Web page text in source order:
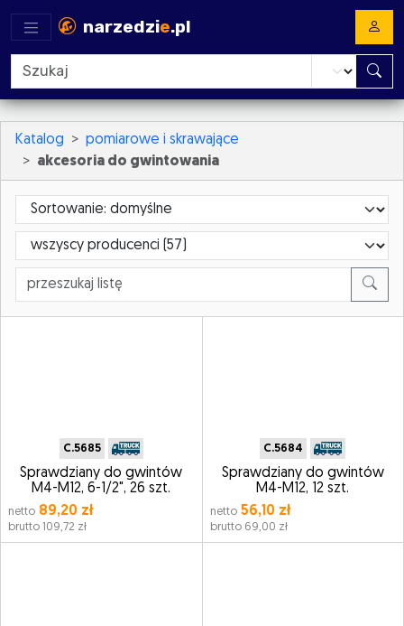
narzedzie.pl
Katalog
pomiarowe i skrawające
akcesoria do gwintowania
Sortowanie
ProducerId
C.5685
Sprawdziany do gwintów
M4-M12, 6-1/2", 26 szt.
netto 89,20 zł
brutto 109,72 zł
C.5684
Sprawdziany do gwintów
M4-M12, 12 szt.
netto56,10 zł
brutto 69,00 zł